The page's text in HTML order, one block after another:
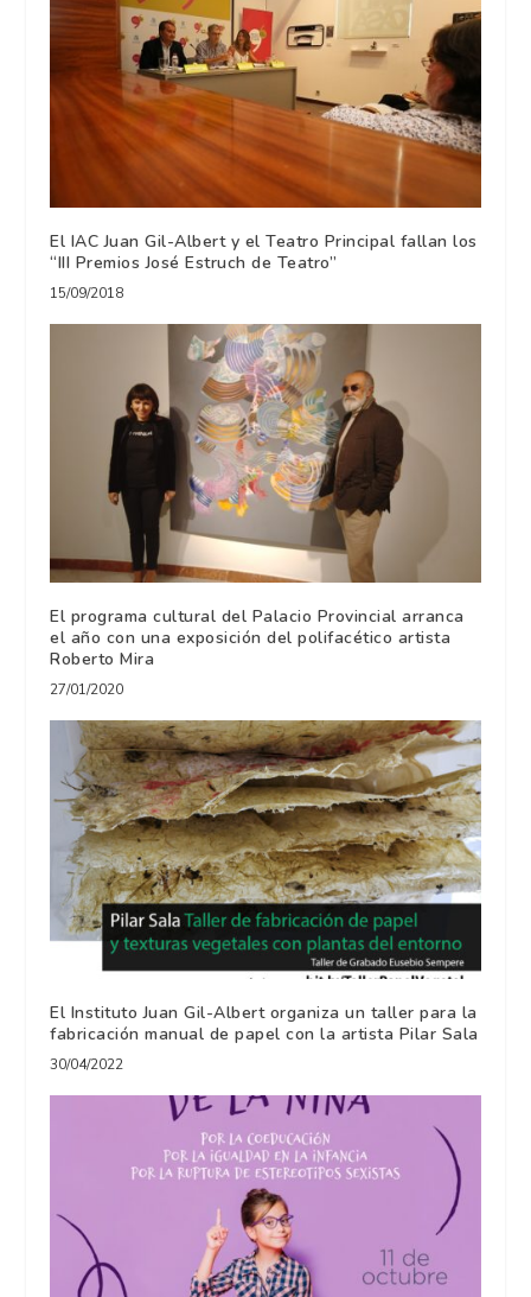
El IAC Juan Gil-Albert y el Teatro Principal fallan los
“III Premios José Estruch de Teatro”
15/09/2018
El programa cultural del Palacio Provincial arranca
el año con una exposición del polifacético artista
Roberto Mira
27/01/2020
El Instituto Juan Gil-Albert organiza un taller para la
fabricación manual de papel con la artista Pilar Sala
30/04/2022